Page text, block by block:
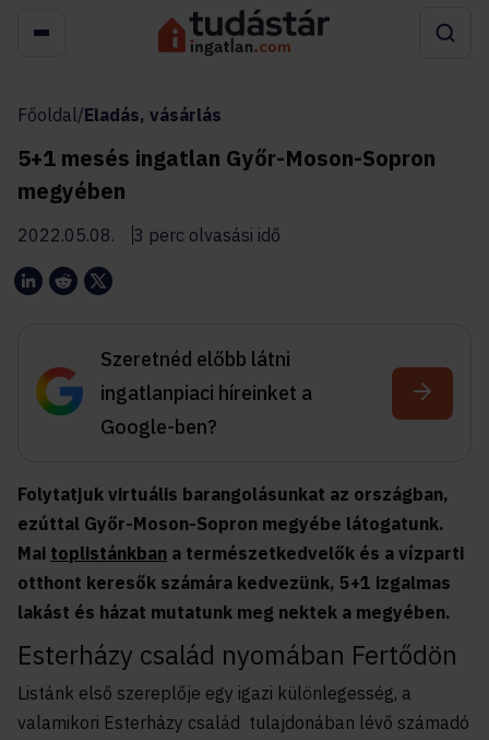
Főoldal/Eladás, vásárlás
5+1 mesés ingatlan Győr-Moson-Sopron
megyében
2022.05.08. 3 perc olvasási idő
Szeretnéd előbb látni
ingatlanpiaci híreinket a
Google-ben?
Folytatjuk virtuális barangolásunkat az országban,
ezúttal Győr-Moson-Sopron megyébe látogatunk.
Mai toplistánkban a természetkedvelők és a vízparti
otthont keresők számára kedvezünk, 5+1 izgalmas
lakást és házat mutatunk meg nektek a megyében.
Esterházy család nyomában Fertődön
Listánk első szereplője egy igazi különlegesség, a
valamikori Esterházy család tulajdonában lévő számadó